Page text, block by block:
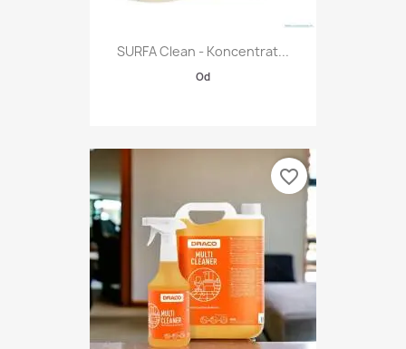
SURFA Clean - Koncentrat...
Od
favorite_border